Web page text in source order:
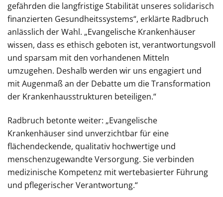
gefährden die langfristige Stabilität unseres solidarisch
finanzierten Gesundheitssystems“, erklärte Radbruch
anlässlich der Wahl. „Evangelische Krankenhäuser
wissen, dass es ethisch geboten ist, verantwortungsvoll
und sparsam mit den vorhandenen Mitteln
umzugehen. Deshalb werden wir uns engagiert und
mit Augenmaß an der Debatte um die Transformation
der Krankenhausstrukturen beteiligen.“
Radbruch betonte weiter: „Evangelische
Krankenhäuser sind unverzichtbar für eine
flächendeckende, qualitativ hochwertige und
menschenzugewandte Versorgung. Sie verbinden
medizinische Kompetenz mit wertebasierter Führung
und pflegerischer Verantwortung.“